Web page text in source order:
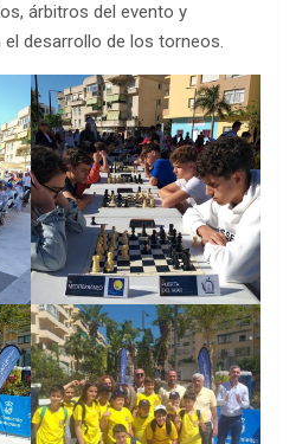
árbitros del evento y
desarrollo de los torneos.